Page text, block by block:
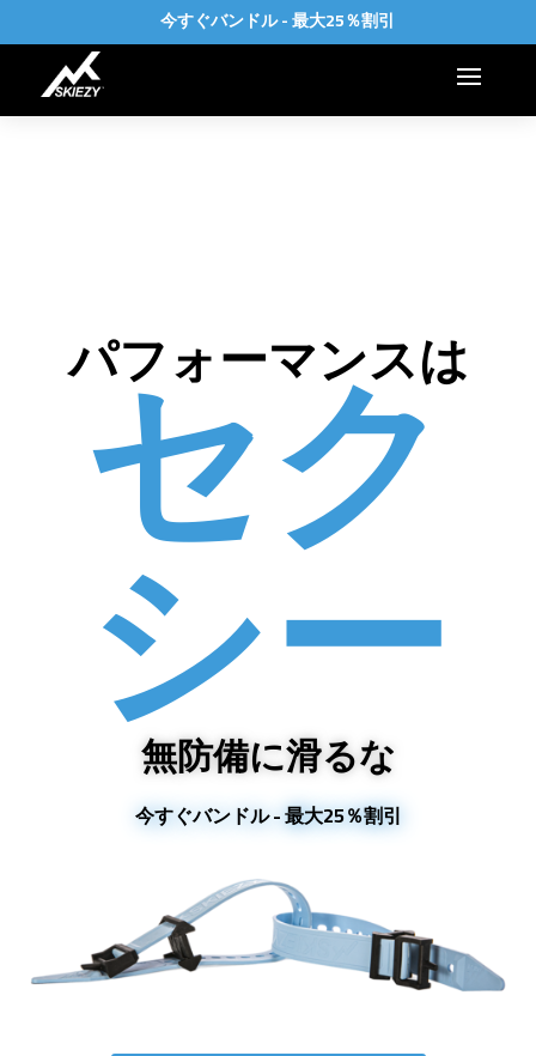
今すぐバンドル - 最大25％割引
パフォーマンスは
セク
シー
無防備に滑るな
今すぐバンドル - 最大25％割引